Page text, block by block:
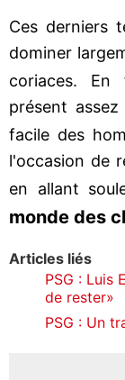
Ces derniers
dominer
coriaces. En
présent
facile des
l'occasion de
en allant
monde des
Articles liés
PSG : Luis
de rester»
PSG : Un